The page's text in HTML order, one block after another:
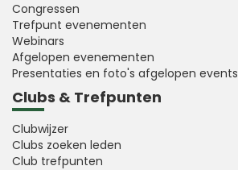
Congressen
Trefpunt evenementen
Webinars
Afgelopen evenementen
Presentaties en foto's afgelopen events
Clubs & Trefpunten
Clubwijzer
Clubs zoeken leden
Club trefpunten